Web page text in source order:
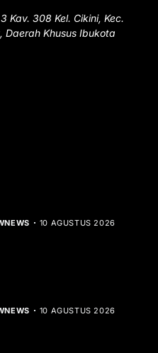
Kav. 308 Kel. Cikini, Kec.
Khusus Ibukota
10 AGUSTUS 2026
10 AGUSTUS 2026